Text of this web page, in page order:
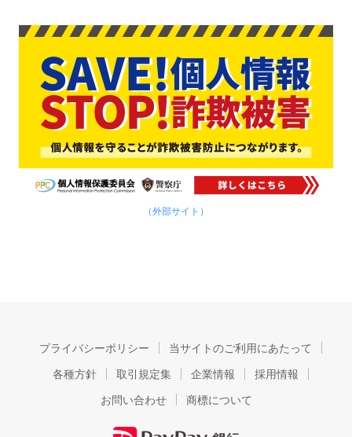
（外部サイト）
プライバシーポリシー
当サイトのご利用にあたって
各種方針
取引規定集 企業情報
採用情報
お問い合わせ
商標について